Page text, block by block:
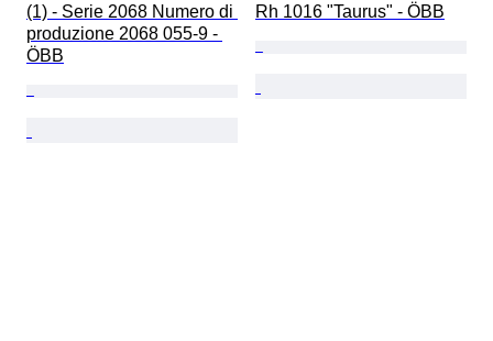
(1) - Serie 2068 Numero di
produzione 2068 055-9 -
ÖBB
Rh 1016 "Taurus" - ÖBB